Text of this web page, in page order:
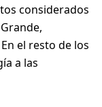
considerados
el resto de los
a las